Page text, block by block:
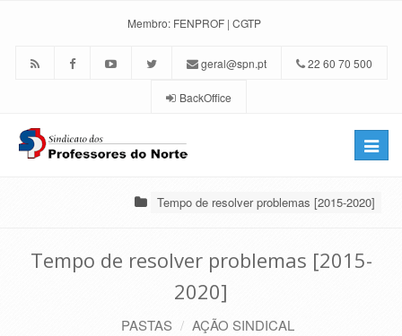
Membro: FENPROF | CGTP
geral@spn.pt 22 60 70 500
BackOffice
Toggle
Tempo de resolver problemas [2015-2020]
Tempo de resolver problemas [2015-
2020]
PASTAS
AÇÃO SINDICAL